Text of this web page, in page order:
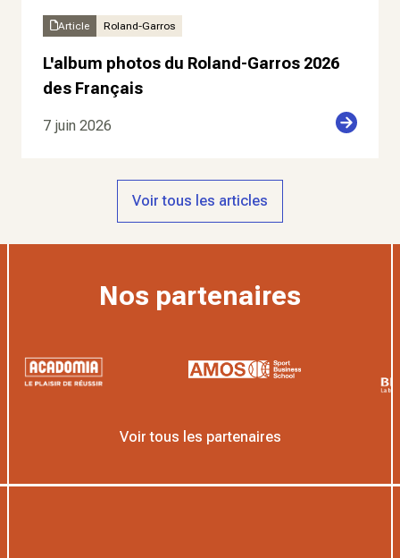
Article Roland-Garros
L'album photos du Roland-Garros 2026
des Français
7 juin 2026
Voir tous les articles
Nos partenaires
Voir tous les partenaires